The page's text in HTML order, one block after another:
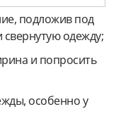
подложив под
одежду;
и попросить
особенно у